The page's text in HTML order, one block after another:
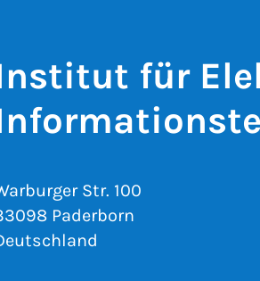
für
Str. 100
Paderborn